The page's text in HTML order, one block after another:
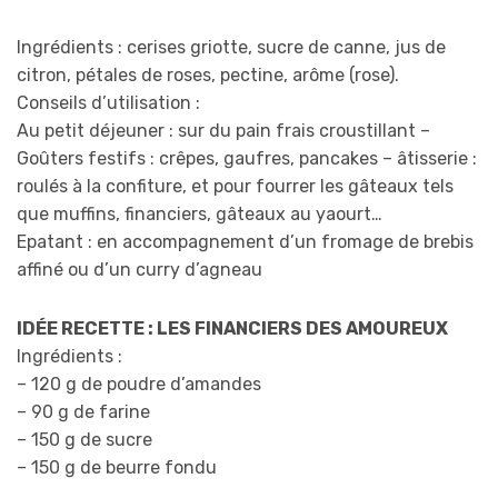
Ingrédients : cerises griotte, sucre de canne, jus de
citron, pétales de roses, pectine, arôme (rose).
Conseils d’utilisation :
Au petit déjeuner : sur du pain frais croustillant –
Goûters festifs : crêpes, gaufres, pancakes – âtisserie :
roulés à la confiture, et pour fourrer les gâteaux tels
que muffins, financiers, gâteaux au yaourt…
Epatant : en accompagnement d’un fromage de brebis
affiné ou d’un curry d’agneau
IDÉE RECETTE : LES FINANCIERS DES AMOUREUX
Ingrédients :
– 120 g de poudre d’amandes
– 90 g de farine
– 150 g de sucre
– 150 g de beurre fondu